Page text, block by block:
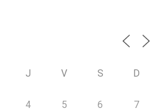
J V S D
4 5 6 7